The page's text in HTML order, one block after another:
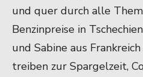
und quer durch alle
Benzinpreise in
und Sabine aus
treiben zur Spargelzeit,